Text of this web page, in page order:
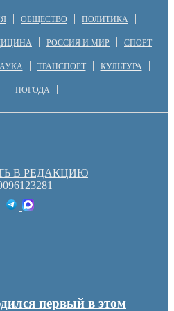
ОБЩЕСТВО ПОЛИТИКА
РОССИЯ И МИР СПОРТ
ТРАНСПОРТ КУЛЬТУРА
ПОГОДА
В РЕДАКЦИЮ
первый в этом